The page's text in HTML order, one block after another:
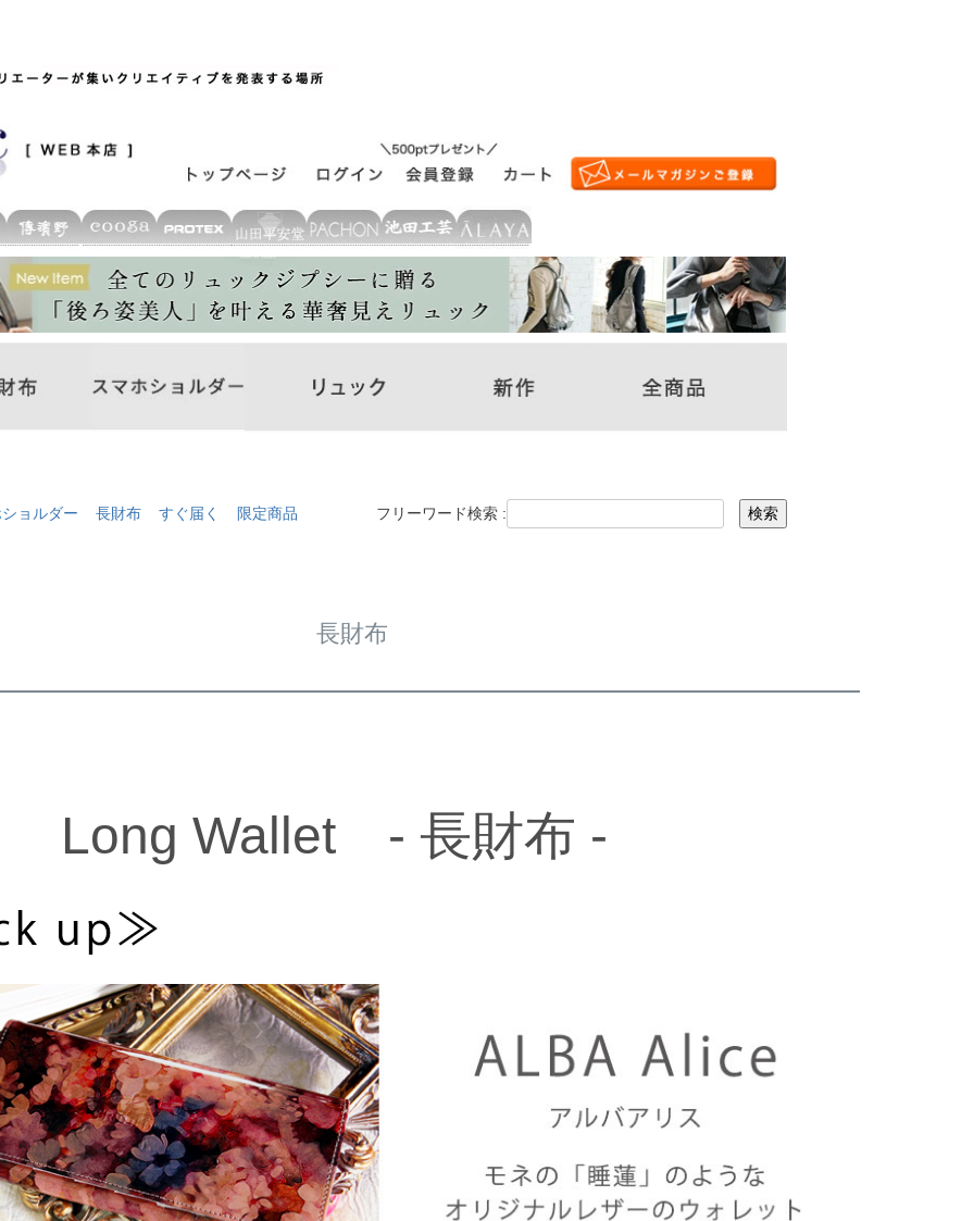
ョルダー 長財布 すぐ届く 限定商品 フリーワード検索 : 検索
長財布
Long Wallet - 長財布 -